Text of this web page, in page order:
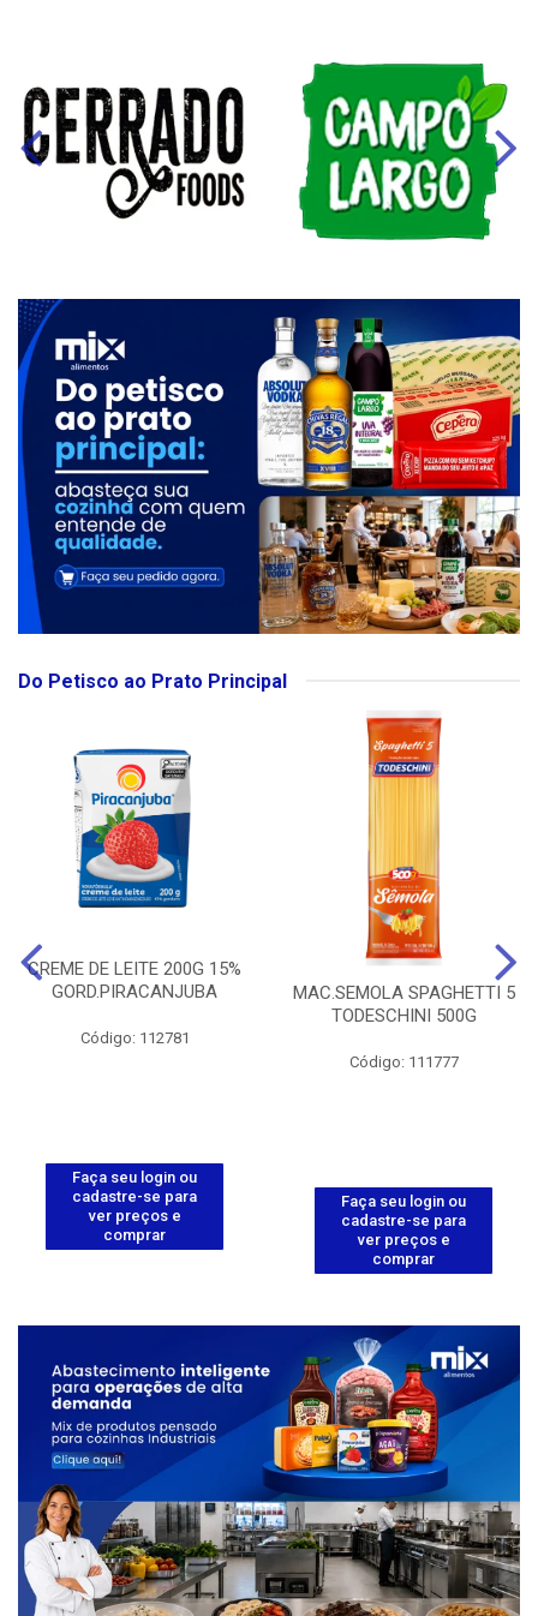
Do Petisco ao Prato Principal
CREME DE LEITE 200G 15%
GORD.PIRACANJUBA
Código: 112781
Faça seu login ou
cadastre-se para
ver preços e
comprar
MAC.SEMOLA SPAGHETTI 5
TODESCHINI 500G
Código: 111777
Faça seu login ou
cadastre-se para
ver preços e
comprar